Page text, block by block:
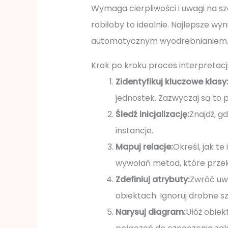
Wymaga cierpliwości i uwagi na
robiłoby to idealnie. Najlepsze
automatycznym wyodrębnianiem.
Krok po kroku proces
Zidentyfikuj kluczowe klasy:
jednostek. Zazwyczaj są to
Śledź inicjalizację:Znajdź,
instancje.
Mapuj relacje:Określ, jak te
wywołań metod, które
Zdefiniuj atrybuty:Zwróć
obiektach. Ignoruj drobne
Narysuj diagram:Ułóż